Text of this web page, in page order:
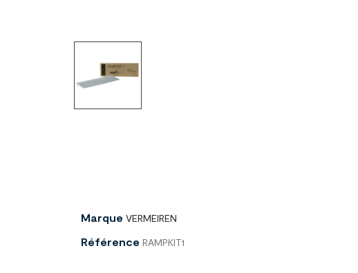
Marque VERMEIREN
Référence RAMPKIT1